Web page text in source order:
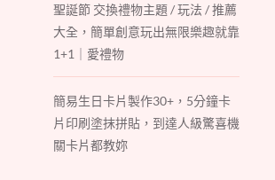
聖誕節 交換禮物主題 / 玩法 / 推薦
大全，簡單創意玩出無限樂趣就靠
1+1｜愛禮物
簡易生日卡片製作30+，5分鐘卡
片印刷塗抹拼貼，到達人級驚喜機
關卡片都教妳